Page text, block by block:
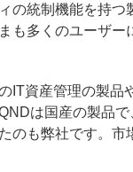
の統制機能を持つ
も多くのユーザー
IT資産管理の製品
は国産の製品
のも弊社です。市